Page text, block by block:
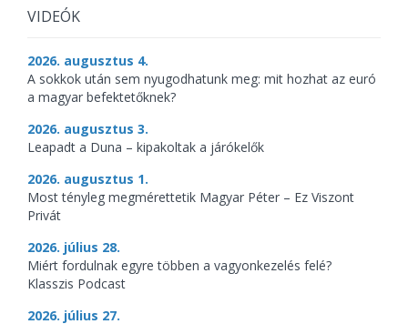
VIDEÓK
2026. augusztus 4.
A sokkok után sem nyugodhatunk meg: mit hozhat az euró
a magyar befektetőknek?
2026. augusztus 3.
Leapadt a Duna – kipakoltak a járókelők
2026. augusztus 1.
Most tényleg megmérettetik Magyar Péter – Ez Viszont
Privát
2026. július 28.
Miért fordulnak egyre többen a vagyonkezelés felé?
Klasszis Podcast
2026. július 27.